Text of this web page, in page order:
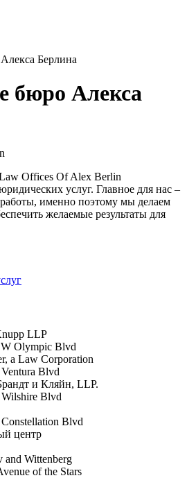
Берлина
бюро Алекса
Offices Of Alex Berlin
услуг. Главное для нас –
работы, именно поэтому мы делаем
желаемые результаты для
LLP
Olympic Blvd
a Law Corporation
Blvd
и Кляйн, LLP.
Blvd
Blvd
центр
and Wittenberg
of the Stars